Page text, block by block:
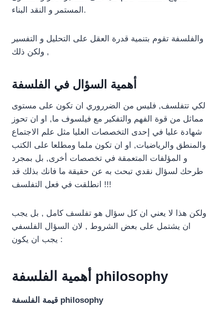
المستمر و النقد البناء.
والفلسفة تقوم بتنمية قدرة العقل على التحليل و التفسير
, ولكن ذلك
أهمية السؤال في الفلسفة
لكي تتفلسف, فليس من الضرروري ان تكون على مستوى
مماثل من قوة الفهم والتفكير مع فيلسوف ما, او ان تحوز
شهادة عليا في إحدى التخصصات العليا مثل علم الاجتماع
والمنطق والرياضيات, او ان تكون ملما ومطلعا على الكتب
و المؤلفات المتعمقة في تخصصات أخرى, بل بمجرد
طرحك لسؤال نقدي تبحث به عن حقيقة ما فانك بذلك قد
انطلقت في فعل التفلسف !!!
ولكن هذا لا يعني ان كل سؤال هو تفلسف كامل , بل يجب
ان يشتمل على بعض الشروط , لان السؤال الفلسفي
يجب ان يكون :
أهمية الفلسفة philosophy
قيمة الفلسفة philosophy